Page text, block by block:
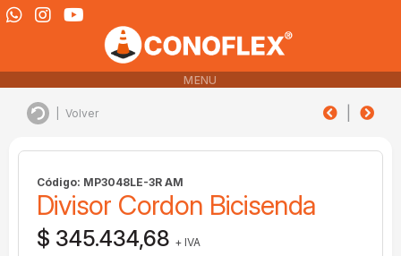
MENU
Volver
Código: MP3048LE-3R AM
Divisor Cordon Bicisenda
$ 345.434,68 + IVA